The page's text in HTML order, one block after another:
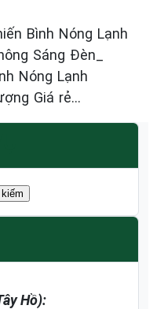
Bình Nóng Lạnh
Sáng Đèn_
Nóng Lạnh
Giá rẻ...
Hồ):